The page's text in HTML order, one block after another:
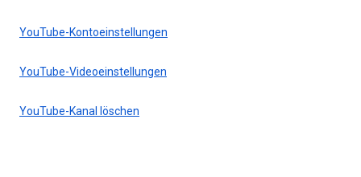
YouTube-Kontoeinstellungen
YouTube-Videoeinstellungen
YouTube-Kanal löschen